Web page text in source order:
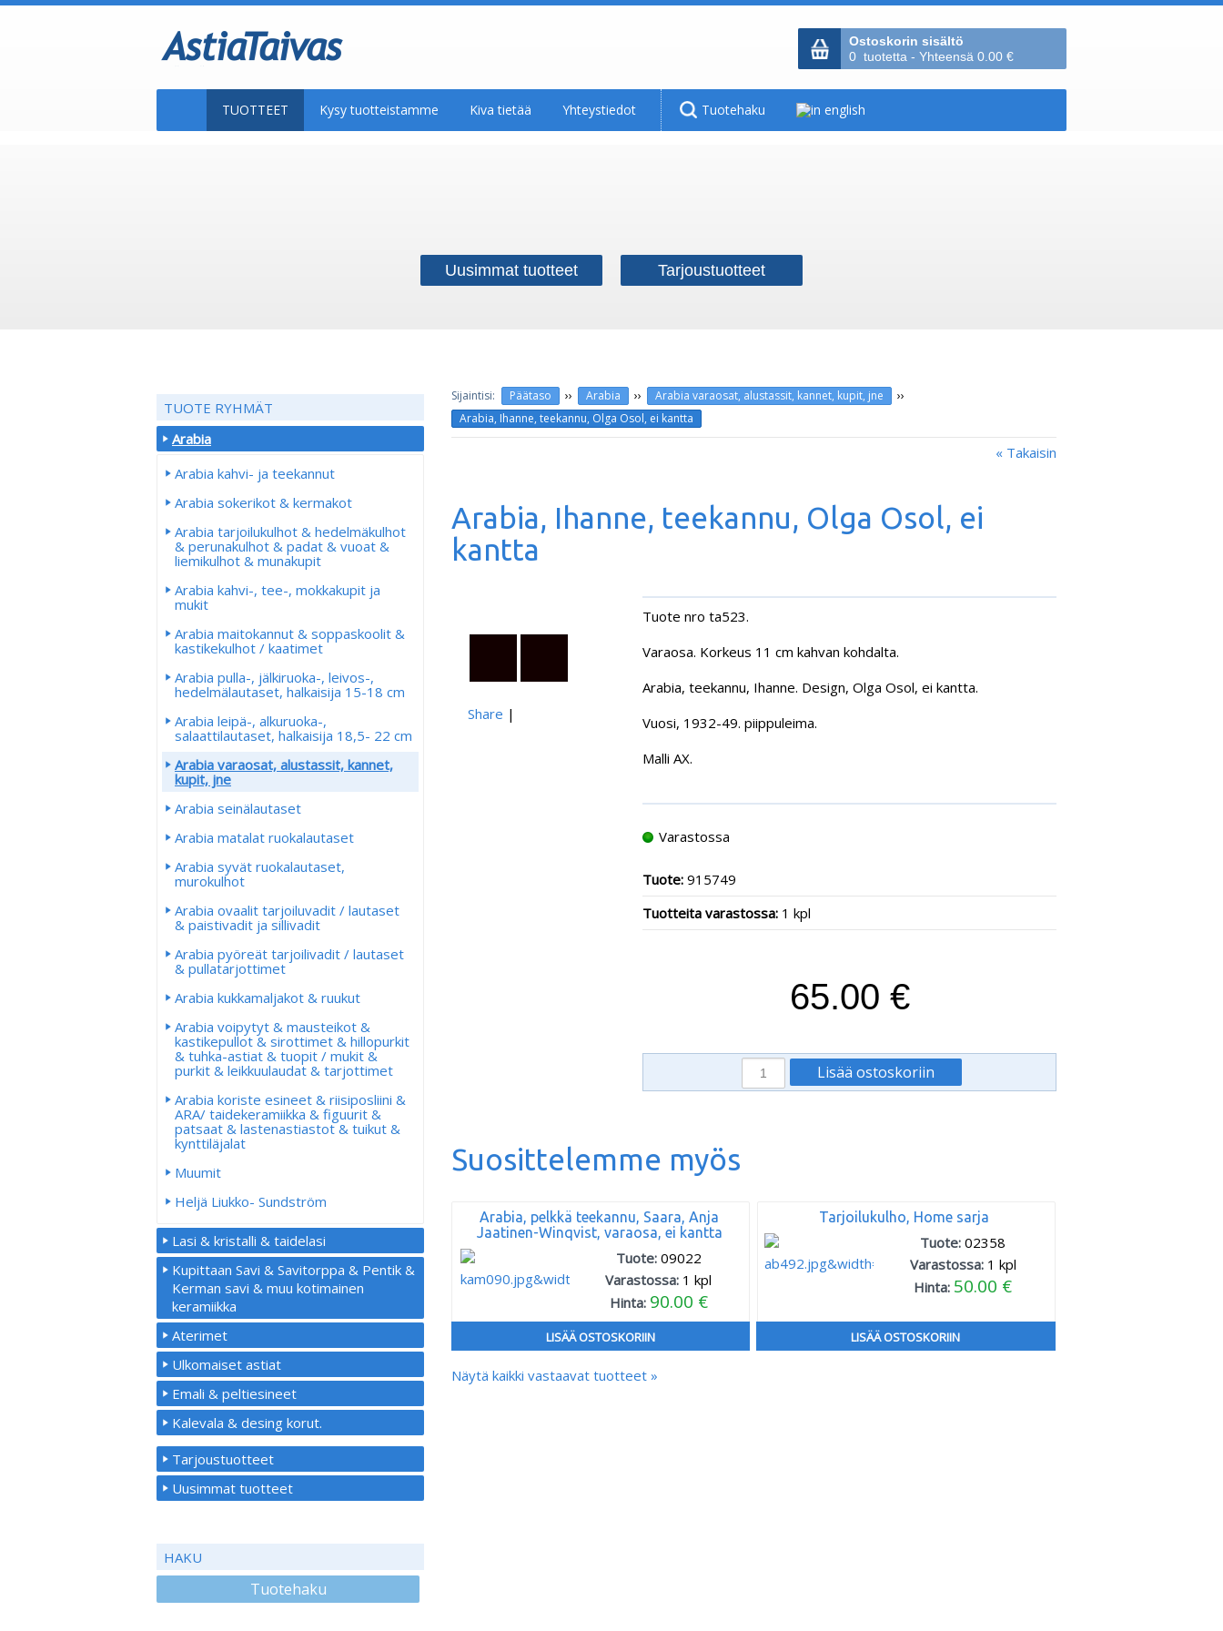
Ostoskorin sisältö
0 tuotetta - Yhteensä 0.00 €
TUOTTEET Kysy tuotteistamme Kiva tietää Yhteystiedot Tuotehaku
Uusimmat tuotteet Tarjoustuotteet
Päätaso ›› Arabia ›› Arabia varaosat, alustassit, kannet, kupit, jne ››
Arabia, Ihanne, teekannu, Olga Osol, ei kantta
« Takaisin
Arabia, Ihanne, teekannu, Olga Osol, ei
kantta
Share |
Tuote nro ta523.
Varaosa. Korkeus 11 cm kahvan kohdalta.
Arabia, teekannu, Ihanne. Design, Olga Osol, ei kantta.
Vuosi, 1932-49. piippuleima.
Malli AX.
Varastossa
Tuote: 915749
Tuotteita varastossa: 1 kpl
65.00 €
Suosittelemme myös
Arabia, pelkkä teekannu, Saara, Anja
Jaatinen-Winqvist, varaosa, ei kantta
Tuote: 09022
Varastossa: 1 kpl
Hinta: 90.00 €
LISÄÄ OSTOSKORIIN
Tarjoilukulho, Home sarja
Tuote:02358
Varastossa: 1 kpl
Hinta: 50.00 €
LISÄÄ OSTOSKORIIN
Näytä kaikki vastaavat tuotteet »
TUOTE RYHMÄT
Arabia
Arabia kahvi- ja teekannut
Arabia sokerikot & kermakot
Arabia tarjoilukulhot & hedelmäkulhot
& perunakulhot & padat & vuoat &
liemikulhot & munakupit
Arabia kahvi-, tee-, mokkakupit ja
mukit
Arabia maitokannut & soppaskoolit &
kastikekulhot / kaatimet
Arabia pulla-, jälkiruoka-, leivos-,
hedelmälautaset, halkaisija 15-18 cm
Arabia leipä-, alkuruoka-,
salaattilautaset, halkaisija 18,5- 22 cm
Arabia varaosat, alustassit, kannet,
kupit, jne
Arabia seinälautaset
Arabia matalat ruokalautaset
Arabia syvät ruokalautaset,
murokulhot
Arabia ovaalit tarjoiluvadit / lautaset
& paistivadit ja sillivadit
Arabia pyöreät tarjoilivadit / lautaset
& pullatarjottimet
Arabia kukkamaljakot & ruukut
Arabia voipytyt & mausteikot &
kastikepullot & sirottimet & hillopurkit
& tuhka-astiat & tuopit / mukit &
purkit & leikkuulaudat & tarjottimet
Arabia koriste esineet & riisiposliini &
ARA/ taidekeramiikka & figuurit &
patsaat & lastenastiastot & tuikut &
kynttiläjalat
Muumit
Heljä Liukko- Sundström
Lasi & kristalli & taidelasi
Kupittaan Savi & Savitorppa & Pentik &
Kerman savi & muu kotimainen
keramiikka
Aterimet
Ulkomaiset astiat
Emali & peltiesineet
Kalevala & desing korut.
Tarjoustuotteet
Uusimmat tuotteet
HAKU
Tuotehaku